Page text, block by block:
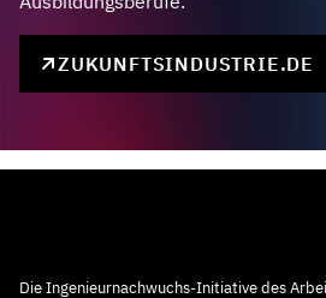
ZUKUNFTSINDUSTRIE.DE
Die Ingenieurnachwuchs-Initiative des